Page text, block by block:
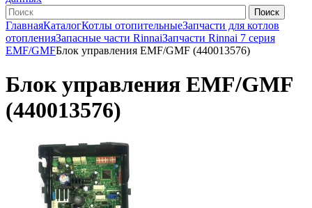
ГлавнаяКаталогКотлы отопительныеЗапчасти для котлов
отопленияЗапасные части RinnaiЗапчасти Rinnai 7 серия
EMF/GMFБлок управления EMF/GMF (440013576)
Блок управления EMF/GMF
(440013576)